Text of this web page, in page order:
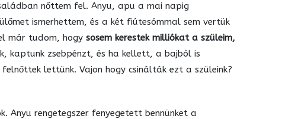
nőttem fel. Anyu, apu a mai napig
ismerhettem, és a két fiútesómmal sem vertük
már tudom, hogy sosem kerestek milliókat a szüleim,
kaptunk zsebpénzt, és ha kellett, a bajból is
felnőttek lettünk. Vajon hogy csinálták ezt a szüleink?
Anyu rengetegszer fenyegetett bennünket a